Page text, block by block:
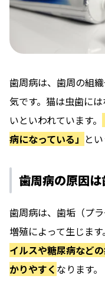
歯周病は、歯周の組
気です。猫は虫歯に
いといわれています。
病になっている」 と
歯周病の原因
歯周病は、歯垢（プ
増殖によって生じます
イルスや糖尿病など
かりやすく なります。